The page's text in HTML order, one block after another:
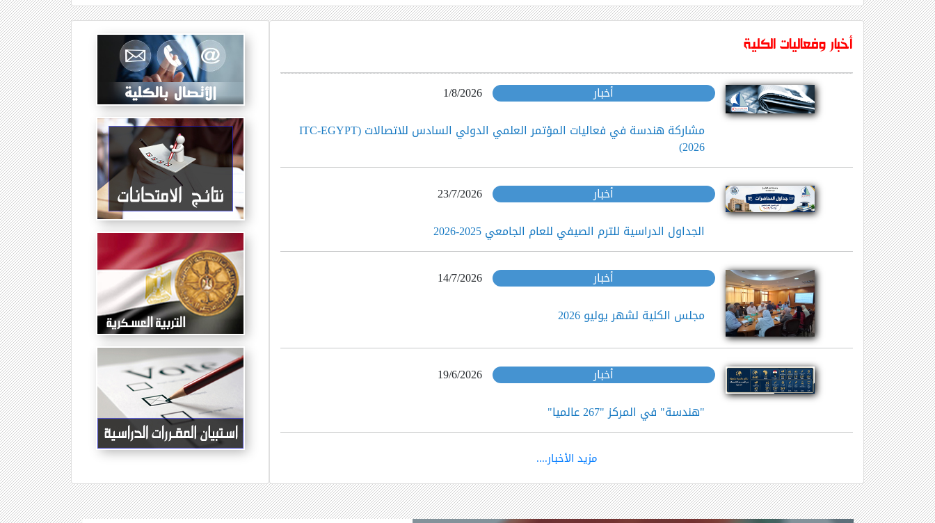
أخبار وفعاليات الكلية
أخبار
1/8/2026
مشاركة هندسة في فعاليات المؤتمر العلمي الدولي السادس للاتصالات (ITC-EGYPT
2026)
أخبار
23/7/2026
الجداول الدراسية للترم الصيفي للعام الجامعي 2025-2026
أخبار
14/7/2026
مجلس الكلية لشهر يوليو 2026
أخبار
19/6/2026
"هندسة" في المركز "267 عالميا"
مزيد الأخبار....